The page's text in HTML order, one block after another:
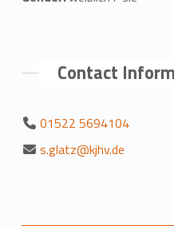
Contact
01522 5694104
s.glatz@kjhv.de